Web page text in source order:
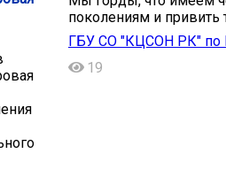
поколениям и
ГБУ СО "КЦСОН РК" по
19